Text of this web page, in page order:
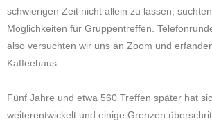
schwierigen Zeit nicht allein zu lassen,
Möglichkeiten für Gruppentreffen.
also versuchten wir uns an Zoom und
Kaffeehaus.
Fünf Jahre und etwa 560 Treffen später hat
weiterentwickelt und einige Grenzen